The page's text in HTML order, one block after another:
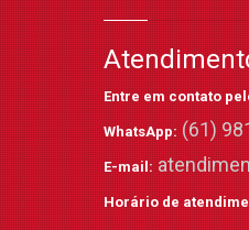
Entre em contato
WhatsApp:(61)
E-mail:
Horário de